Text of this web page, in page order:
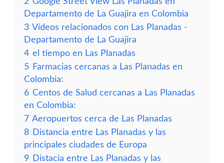
Departamento de La Guajira en Colombia
3 Vídeos relacionados con Las Planadas -
Departamento de La Guajira
4 el tiempo en Las Planadas
5 Farmacias cercanas a Las Planadas en
Colombia:
6 Centos de Salud cercanas a Las Planadas
en Colombia:
7 Aeropuertos cerca de Las Planadas
8 Distancia entre Las Planadas y las
principales ciudades de Europa
9 Distacia entre Las Planadas y las